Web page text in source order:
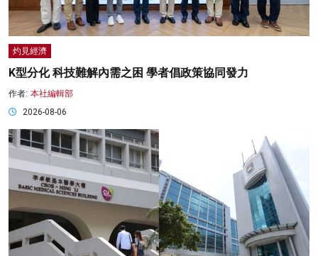
灼見經濟
K型分化 科技難解內需之困 學者倡政策協同發力
作者: 本社編輯部
2026-08-06